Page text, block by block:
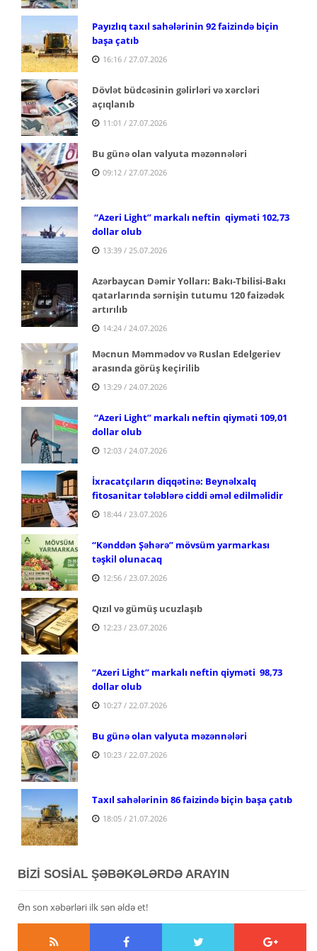
Payızlıq taxıl sahələrinin 92 faizində biçin
başa çatıb
16:16 / 27.07.2026
Dövlət büdcəsinin gəlirləri və xərcləri
açıqlanıb
11:01 / 27.07.2026
Bu günə olan valyuta məzənnələri
09:12 / 27.07.2026
“Azeri Light” markalı neftin qiyməti 102,73
dollar olub
13:39 / 25.07.2026
Azərbaycan Dəmir Yolları: Bakı-Tbilisi-Bakı
qatarlarında sərnişin tutumu 120 faizədək
artırılıb
14:24 / 24.07.2026
Məcnun Məmmədov və Ruslan Edelgeriev
arasında görüş keçirilib
13:29 / 24.07.2026
“Azeri Light” markalı neftin qiyməti 109,01
dollar olub
12:03 / 24.07.2026
İxracatçıların diqqətinə: Beynəlxalq
fitosanitar tələblərə ciddi əməl edilməlidir
18:44 / 23.07.2026
“Kənddən Şəhərə” mövsüm yarmarkası
təşkil olunacaq
12:56 / 23.07.2026
Qızıl və gümüş ucuzlaşıb
12:23 / 23.07.2026
“Azeri Light” markalı neftin qiyməti 98,73
dollar olub
10:27 / 22.07.2026
Bu günə olan valyuta məzənnələri
10:23 / 22.07.2026
Taxıl sahələrinin 86 faizində biçin başa çatıb
18:05 / 21.07.2026
BİZİ SOSİAL ŞƏBƏKƏLƏRDƏ ARAYIN
Ən son xəbərləri ilk sən əldə et!